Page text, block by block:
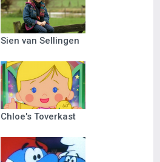
Sien van Sellingen
Chloe's Toverkast